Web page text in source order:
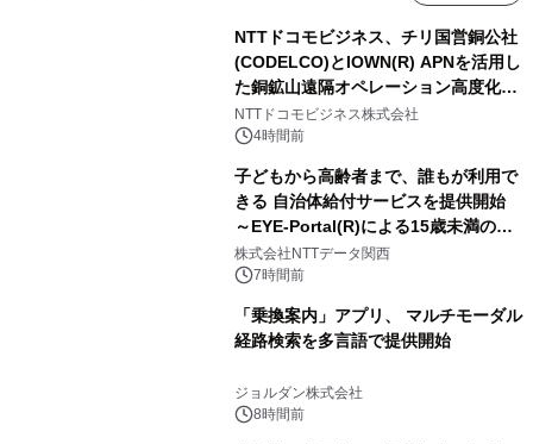
NTTドコモビジネス、チリ国営銅公社
(CODELCO)とIOWN(R) APNを活用し
た銅鉱山遠隔オペレーション高度化に
向けた調査・実証を開始
NTTドコモビジネス株式会社
4時間前
子どもから高齢者まで、誰もが利用で
きる 自治体給付サービスを提供開始
～EYE-Portal(R)による15歳未満の本
人認証と デジタルデバイド対策で実現
～
株式会社NTTデータ関西
7時間前
「乗換案内」アプリ、 マルチモーダル
経路検索を多言語で提供開始
ジョルダン株式会社
8時間前